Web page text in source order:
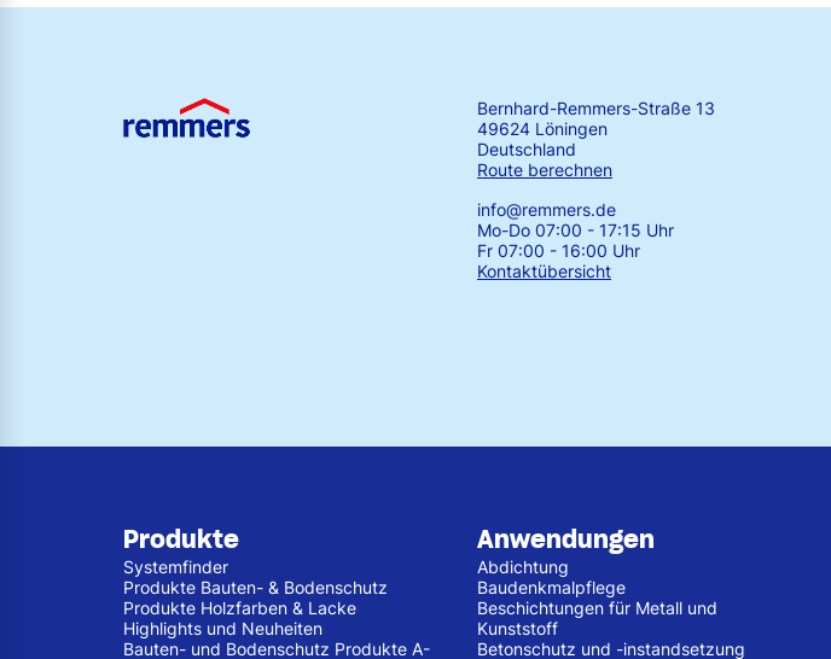
Bernhard-Remmers-Straße 13
49624 Löningen
Deutschland
Route berechnen
info@remmers.de
Mo-Do 07:00 - 17:15 Uhr
Fr 07:00 - 16:00 Uhr
Kontaktübersicht
Produkte
Systemfinder
Produkte Bauten- & Bodenschutz
Produkte Holzfarben & Lacke
Highlights und Neuheiten
Bauten- und Bodenschutz Produkte A-
Anwendungen
Abdichtung
Baudenkmalpflege
Beschichtungen für Metall und
Kunststoff
Betonschutz und -instandsetzung